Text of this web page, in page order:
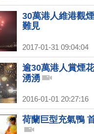
30萬港人維港觀
難見
2017-01-31 09:04:04
逾30萬港人賞煙
湧湧
2016-01-01 20:27:16
荷蘭巨型充氣鴨